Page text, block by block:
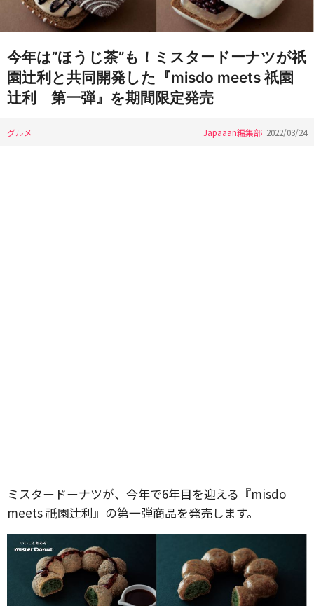
今年は”ほうじ茶”も！ミスタードーナツが祇
園辻利と共同開発した『misdo meets 祇園
辻利 第一弾』を期間限定発売
グルメ Japaaan編集部 2022/03/24
ミスタードーナツが、今年で6年目を迎える『misdo
meets 祇園辻利』の第一弾商品を発売します。